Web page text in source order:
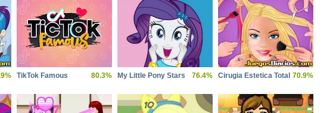
TikTok Famous 80.3% My Little Pony Stars 76.4% Cirugia Estetica Total 70.9%